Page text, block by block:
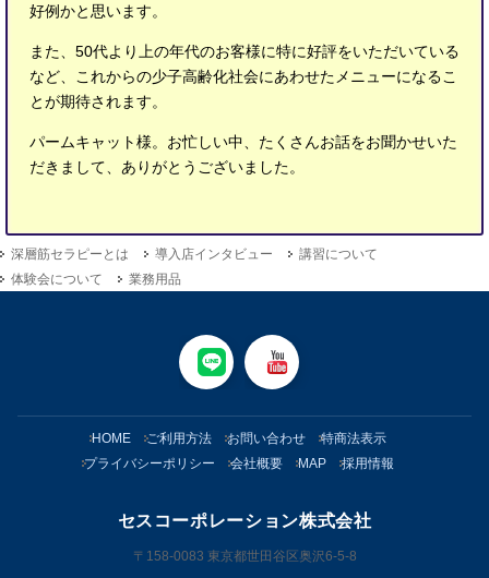
好例かと思います。
また、50代より上の年代のお客様に特に好評をいただいている
など、これからの少子高齢化社会にあわせたメニューになるこ
とが期待されます。
パームキャット様。お忙しい中、たくさんお話をお聞かせいた
だきまして、ありがとうございました。
深層筋セラピーとは 導入店インタビュー
講習について
体験会について
業務用品
HOME ご利用方法 お問い合わせ
特商法表示
プライバシーポリシー
会社概要 MAP 採用情報
セスコーポレーション株式会社
〒158-0083 東京都世田谷区奥沢6-5-8